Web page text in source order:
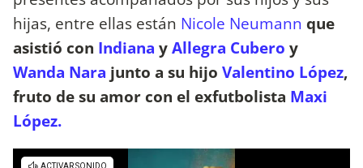
hijas, entre ellas están Nicole Neumann que
asistió con Indiana yAllegra Cubero y
Wanda Nara junto a su hijo Valentino López,
fruto de su amor con el exfutbolista Maxi
López.